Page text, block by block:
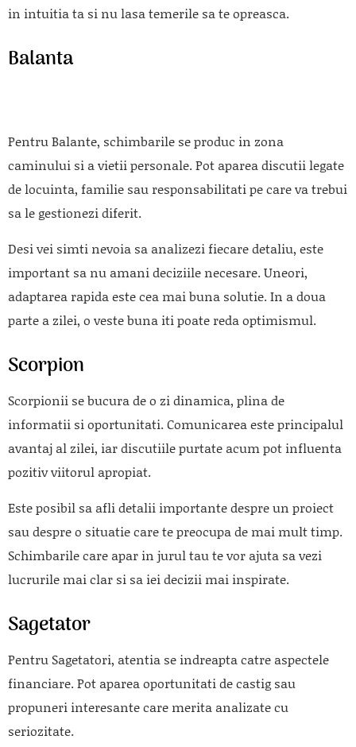
in intuitia ta si nu lasa temerile sa te opreasca.
Balanta
Pentru Balante, schimbarile se produc in zona
caminului si a vietii personale. Pot aparea discutii legate
de locuinta, familie sau responsabilitati pe care va trebui
sa le gestionezi diferit.
Desi vei simti nevoia sa analizezi fiecare detaliu, este
important sa nu amani deciziile necesare. Uneori,
adaptarea rapida este cea mai buna solutie. In a doua
parte a zilei, o veste buna iti poate reda optimismul.
Scorpion
Scorpionii se bucura de o zi dinamica, plina de
informatii si oportunitati. Comunicarea este principalul
avantaj al zilei, iar discutiile purtate acum pot influenta
pozitiv viitorul apropiat.
Este posibil sa afli detalii importante despre un proiect
sau despre o situatie care te preocupa de mai mult timp.
Schimbarile care apar in jurul tau te vor ajuta sa vezi
lucrurile mai clar si sa iei decizii mai inspirate.
Sagetator
Pentru Sagetatori, atentia se indreapta catre aspectele
financiare. Pot aparea oportunitati de castig sau
propuneri interesante care merita analizate cu
seriozitate.